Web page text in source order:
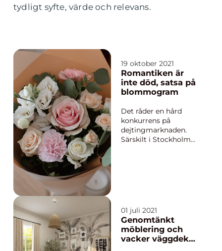
tydligt syfte, värde och relevans.
19 oktober 2021
Romantiken är
inte död, satsa på
blommogram
Det råder en hård
konkurrens på
dejtingmarknaden.
Särskilt i Stockholm
sv&arin...
01 juli 2021
Genomtänkt
möblering och
vacker väggdekor